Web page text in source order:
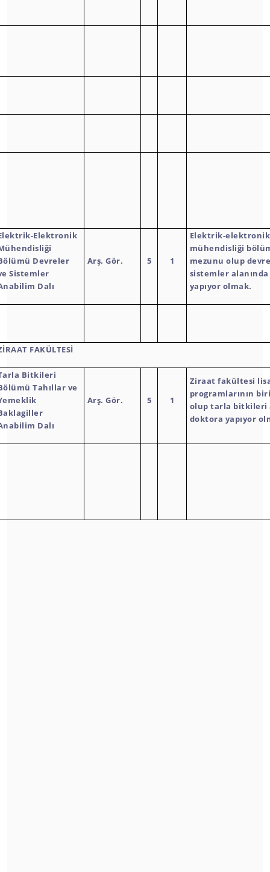
Elektronik
Devreler
Sistemler
Dalı
Arş. Gör. 5 1
Elektrik-elektronik
mühendisliği
mezunu olup
sistemler
yapıyor olmak.
FAKÜLTESİ
Bitkileri
Tahıllar ve
Dalı
Arş. Gör. 5 1
Ziraat fakültesi
programlarının
olup tarla bitkileri
doktora yapıyor